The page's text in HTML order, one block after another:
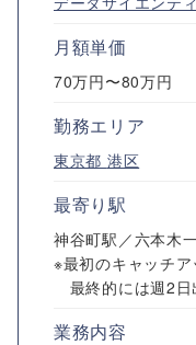
月額単価
70万円〜80万円
勤務エリア
東京都 港区
最寄り駅
神谷町駅／六本木
※最初のキャッチ
最終的には週2日
業務内容